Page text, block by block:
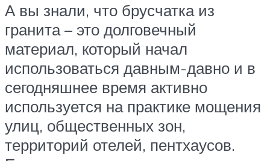
А вы знали, что брусчатка из
гранита – это долговечный
материал, который начал
использоваться давным-давно и в
сегодняшнее время активно
используется на практике мощения
улиц, общественных зон,
территорий отелей, пентхаусов.